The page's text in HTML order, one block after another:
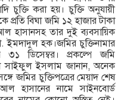
চুক্তি করা হয়। চুক্তি অনুযায়ী
প্রতি বিঘা জমি ১২ হাজার টাকা
হাসানসহ তার দুই ব্যবসায়িক
হক।জমির চুক্তিনামার
ডিসেম্বর। প্রকল্পে জমি
সাইফুল ইসলাম জানান, অনেক
জমির চুক্তিপত্রের মেয়াদ শেষ
হাসানের নামে সাইনবোর্ড